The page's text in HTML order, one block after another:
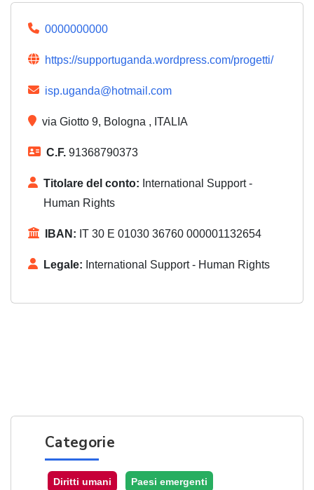
0000000000
https://supportuganda.wordpress.com/progetti/
isp.uganda@hotmail.com
via Giotto 9, Bologna , ITALIA
C.F. 91368790373
Titolare del conto: International Support -
Human Rights
IBAN: IT 30 E 01030 36760 000001132654
Legale: International Support - Human Rights
Categorie
Diritti umani Paesi emergenti